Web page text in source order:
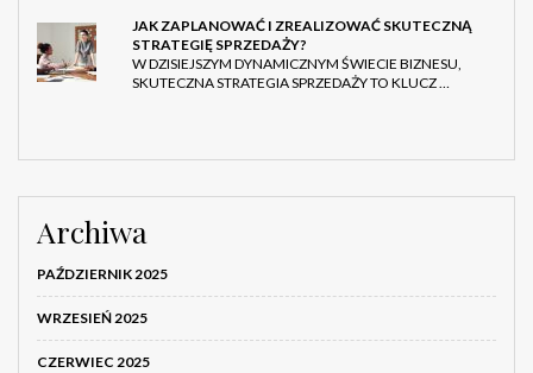
JAK ZAPLANOWAĆ I ZREALIZOWAĆ SKUTECZNĄ
STRATEGIĘ SPRZEDAŻY?
W DZISIEJSZYM DYNAMICZNYM ŚWIECIE BIZNESU,
SKUTECZNA STRATEGIA SPRZEDAŻY TO KLUCZ …
Archiwa
PAŹDZIERNIK 2025
WRZESIEŃ 2025
CZERWIEC 2025